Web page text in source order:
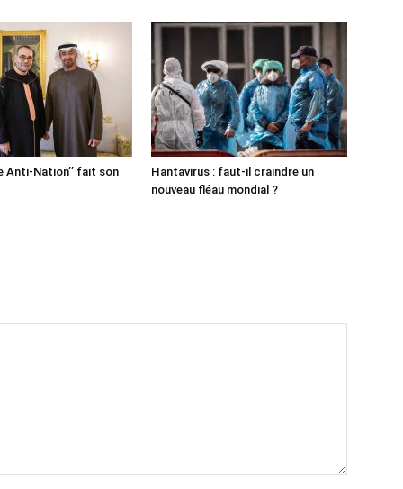
Anti-Nation’’ fait son
Hantavirus : faut-il craindre un
nouveau fléau mondial ?